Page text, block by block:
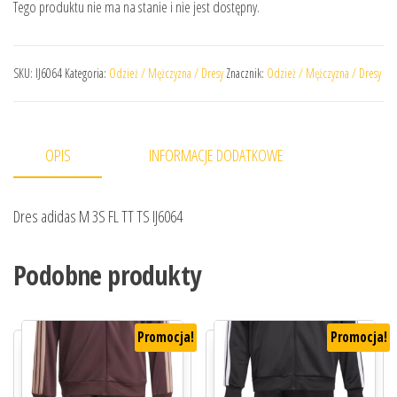
Tego produktu nie ma na stanie i nie jest dostępny.
SKU: IJ6064 Kategoria: Odzież / Mężczyzna / Dresy Znacznik: Odzież / Mężczyzna / Dresy
OPIS INFORMACJE DODATKOWE
Dres adidas M 3S FL TT TS IJ6064
Podobne produkty
Promocja! Promocja!